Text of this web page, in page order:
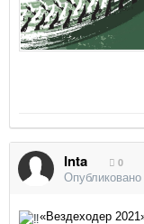
Inta
0
Опубликовано
«Вездеходер